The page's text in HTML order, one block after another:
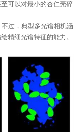
可以对最小的杏仁壳碎
过，典型多光谱相机涵
精细光谱特征的能力。